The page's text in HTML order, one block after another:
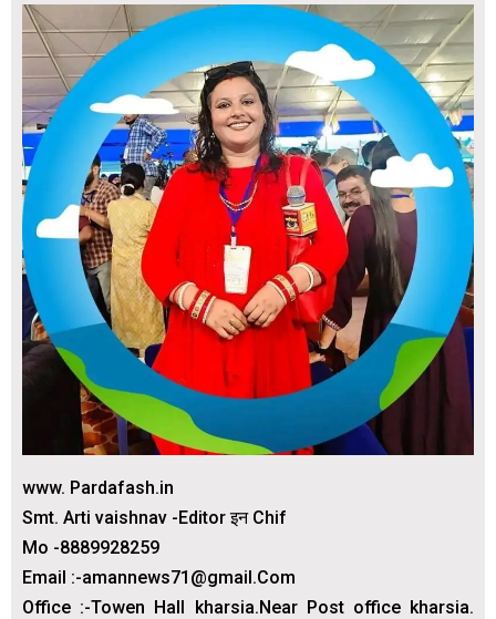
www. Pardafash.in
Smt. Arti vaishnav -Editor इन Chif
Mo -8889928259
Email :-amannews71@gmail.Com
Office :-Towen Hall kharsia.Near Post office kharsia.